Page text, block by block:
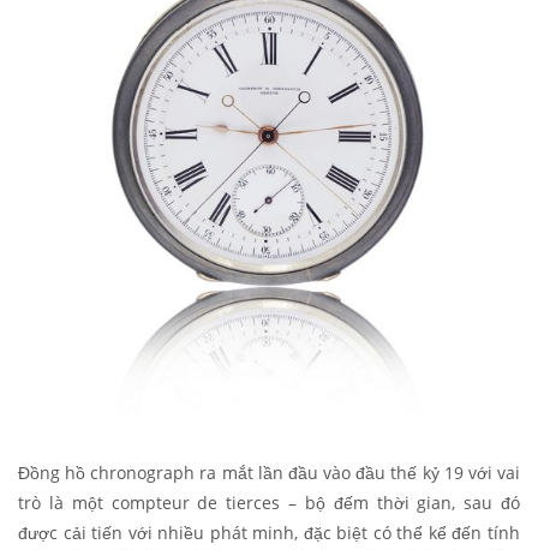
Đồng hồ chronograph ra mắt lần đầu vào đầu thế kỷ 19 với vai
trò là một compteur de tierces – bộ đếm thời gian, sau đó
được cải tiến với nhiều phát minh, đặc biệt có thể kể đến tính